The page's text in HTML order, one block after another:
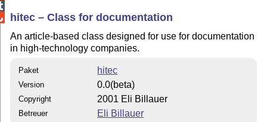
hitec – Class for documentation
An article-based class designed for use for documentation
in high-technology companies.
Paket hitec
Version 0.0(beta)
Copyright 2001 Eli Billauer
Betreuer Eli Billauer